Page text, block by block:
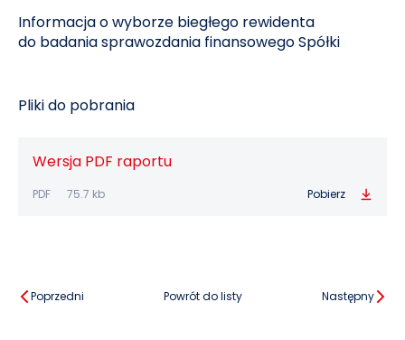
Informacja o wyborze biegłego rewidenta
do badania sprawozdania finansowego Spółki
Pliki do pobrania
Wersja PDF raportu
PDF 75.7 kb Pobierz
Poprzedni Powrót do listy Następny